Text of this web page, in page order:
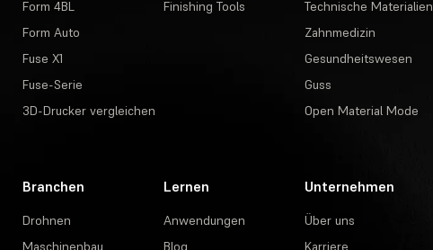
Form 4BL
Form Auto
Fuse X1
Fuse-Serie
3D-Drucker vergleichen
Finishing Tools
Technische Materialien
Zahnmedizin
Gesundheitswesen
Guss
Open Material Mode
Branchen
Drohnen
Maschinenbau
Lernen
Anwendungen
Blog
Unternehmen
Über uns
Karriere